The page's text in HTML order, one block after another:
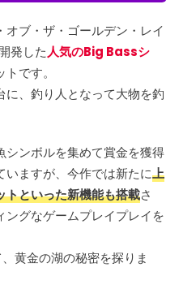
ブ・ザ・ゴールデン・レイ
発した人気のBig Bassシ
です。
、釣り人となって大物を釣
ンボルを集めて賞金を獲得
いますが、今作では新たに上
トといった新機能も搭載さ
グなゲームプレイプレイを
黄金の湖の秘密を探りま